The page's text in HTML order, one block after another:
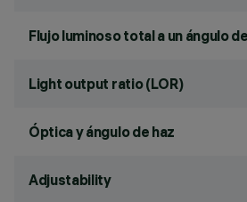
Flujo luminoso total a un ángulo
Light output ratio (LOR)
Óptica y ángulo de haz
Adjustability